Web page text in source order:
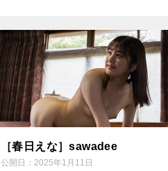
［春日えな］sawadee
公開日： 2025年1月11日